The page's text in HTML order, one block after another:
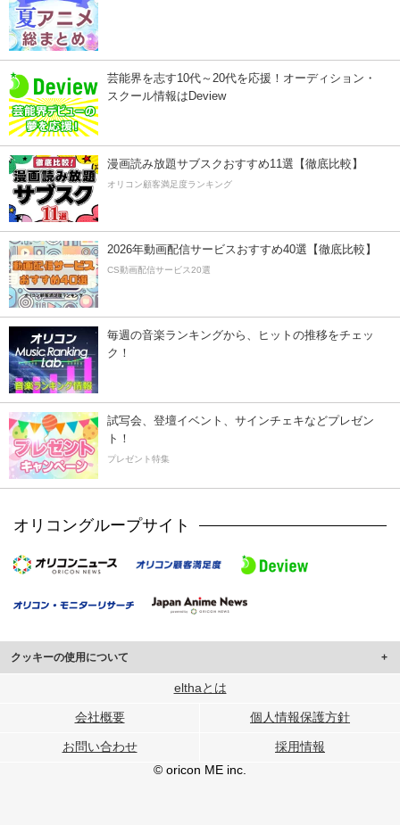
芸能界を志す10代～20代を応援！オーディション・
スクール情報はDeview
漫画読み放題サブスクおすすめ11選【徹底比較】
オリコン顧客満足度ランキング
2026年動画配信サービスおすすめ40選【徹底比較】
CS動画配信サービス20選
毎週の音楽ランキングから、ヒットの推移をチェッ
ク！
試写会、登壇イベント、サインチェキなどプレゼン
ト！
プレゼント特集
オリコングループサイト
クッキーの使用について
このサイトでは Cookie を使用して、ユーザーに合わせたコンテンツや広告の
行っています。
メディアや広告配信、データ解析の各パートナーに提供しています。
ユーザーが各パートナーのサービスを使用したときに収集した他の情報を組み
elthaとは
会社概要 個人情報保護方針
お問い合わせ
採用情報
© oricon ME inc.